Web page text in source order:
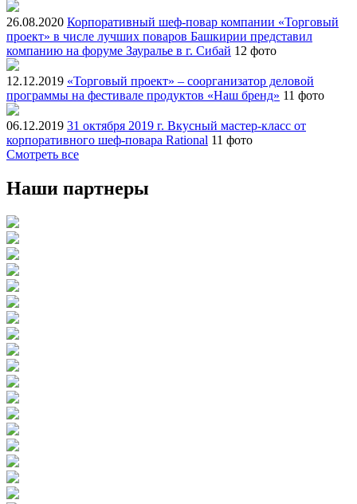
26.08.2020 Корпоративный шеф-повар компании «Торговый
проект» в числе лучших поваров Башкирии представил
компанию на форуме Зауралье в г. Сибай 12 фото
12.12.2019 «Торговый проект» – соорганизатор деловой
программы на фестивале продуктов «Наш бренд» 11 фото
06.12.2019 31 октября 2019 г. Вкусный мастер-класс от
корпоративного шеф-повара Rational 11 фото
Смотреть все
Наши партнеры